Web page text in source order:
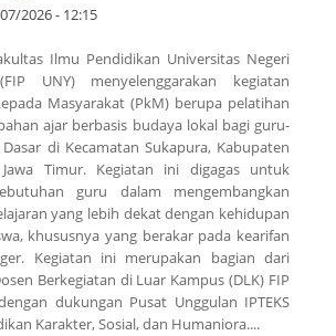
2026 - 12:15
Ilmu Pendidikan Universitas Negeri
UNY) menyelenggarakan kegiatan
Masyarakat (PkM) berupa pelatihan
ajar berbasis budaya lokal bagi guru-
di Kecamatan Sukapura, Kabupaten
Jawa Timur. Kegiatan ini digagas untuk
guru dalam mengembangkan
yang lebih dekat dengan kehidupan
khususnya yang berakar pada kearifan
Kegiatan ini merupakan bagian dari
Berkegiatan di Luar Kampus (DLK) FIP
dukungan Pusat Unggulan IPTEKS
Karakter, Sosial, dan Humaniora....